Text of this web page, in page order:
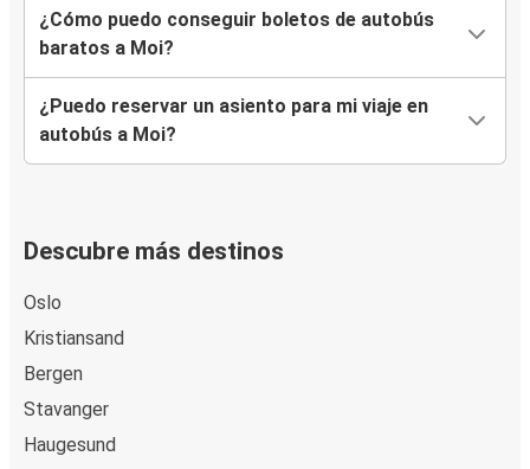
¿Cómo puedo conseguir boletos de autobús
baratos a Moi?
¿Puedo reservar un asiento para mi viaje en
autobús a Moi?
Descubre más destinos
Oslo
Kristiansand
Bergen
Stavanger
Haugesund